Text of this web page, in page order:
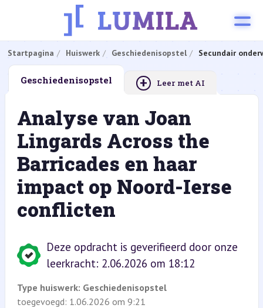
Startpagina Huiswerk Geschiedenisopstel Secundair
Geschiedenisopstel + Leer met AI
Analyse van Joan
Lingards Across the
Barricades en haar
impact op Noord-Ierse
conflicten
Deze opdracht is geverifieerd door onze
leerkracht: 2.06.2026 om 18:12
Type huiswerk: Geschiedenisopstel
toegevoegd: 1.06.2026 om 9:21